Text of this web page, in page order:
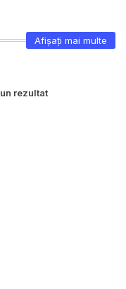
Afișați mai multe
rezultat